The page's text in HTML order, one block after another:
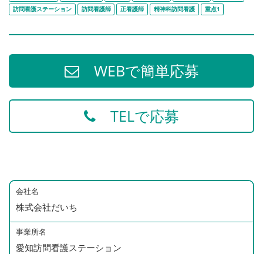
訪問看護ステーション
訪問看護師 正看護師 精神科訪問看護 重点1
WEBで簡単応募
TELで応募
会社名
株式会社だいち
事業所名
愛知訪問看護ステーション